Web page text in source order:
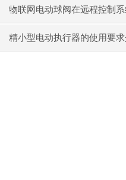
物联网电动球阀在远程控制
的作用
精小型电动执行器的使用要